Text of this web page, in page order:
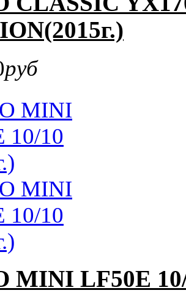
руб
MINI LF50E 10/